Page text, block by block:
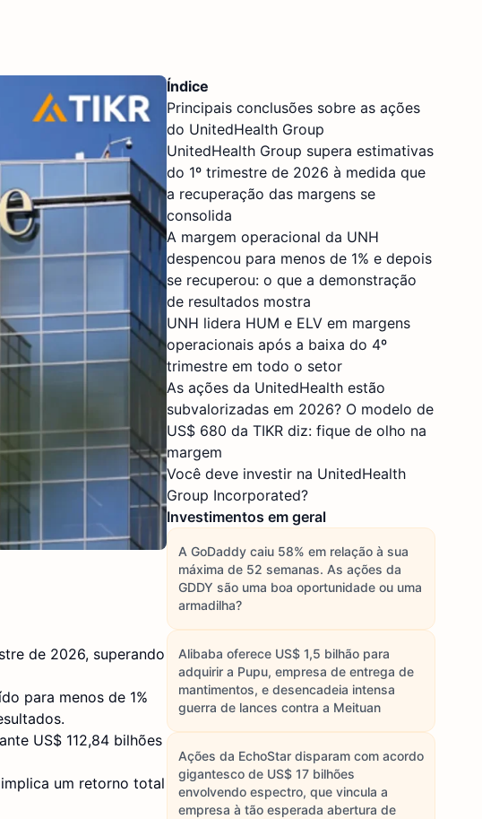
de 2026, superando
para menos de 1%
US$ 112,84 bilhões
um retorno total
Índice
Principais conclusões sobre as ações
do UnitedHealth Group
UnitedHealth Group supera estimativas
do 1º trimestre de 2026 à medida que
a recuperação das margens se
consolida
A margem operacional da UNH
despencou para menos de 1% e depois
se recuperou: o que a demonstração
de resultados mostra
UNH lidera HUM e ELV em margens
operacionais após a baixa do 4º
trimestre em todo o setor
As ações da UnitedHealth estão
subvalorizadas em 2026? O modelo de
US$ 680 da TIKR diz: fique de olho na
margem
Você deve investir na UnitedHealth
Group Incorporated?
Investimentos em geral
A GoDaddy caiu 58% em relação à sua
máxima de 52 semanas. As ações da
GDDY são uma boa oportunidade ou uma
armadilha?
Alibaba oferece US$ 1,5 bilhão para
adquirir a Pupu, empresa de entrega de
mantimentos, e desencadeia intensa
guerra de lances contra a Meituan
Ações da EchoStar disparam com acordo
gigantesco de US$ 17 bilhões
envolvendo espectro, que vincula a
empresa à tão esperada abertura de